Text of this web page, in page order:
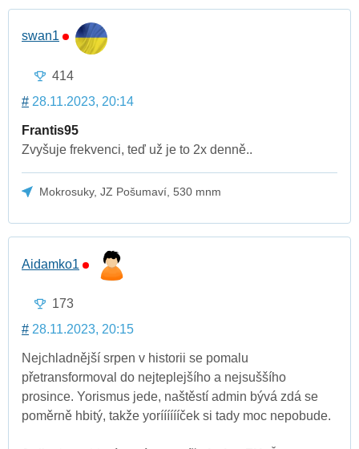
swan1
414
# 28.11.2023, 20:14
Frantis95
Zvyšuje frekvenci, teď už je to 2x denně..
Mokrosuky, JZ Pošumaví, 530 mnm
Aidamko1
173
# 28.11.2023, 20:15
Nejchladnější srpen v historii se pomalu
přetransformoval do nejteplejšího a nejsuššího
prosince. Yorismus jede, naštěstí admin bývá zdá se
poměrně hbitý, takže yorííííííček si tady moc nepobude.